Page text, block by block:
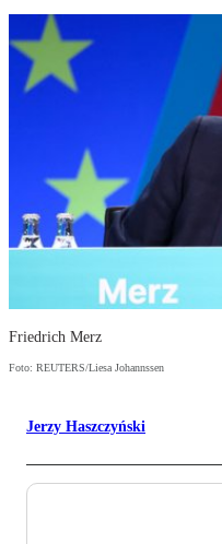
Friedrich Merz
Foto: REUTERS/Liesa Johannssen
Jerzy Haszczyński